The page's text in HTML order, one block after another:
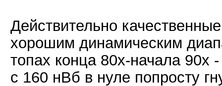
Действительно
хорошим динамическим
топах конца 80х-начала 90х
с 160 нВб в нуле попросту